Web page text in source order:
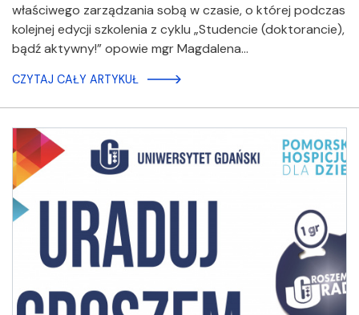
właściwego zarządzania sobą w czasie, o której podczas
kolejnej edycji szkolenia z cyklu „Studencie (doktorancie),
bądź aktywny!” opowie mgr Magdalena…
CZYTAJ CAŁY ARTYKUŁ